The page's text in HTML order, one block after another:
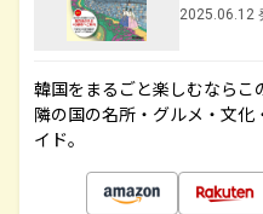
2025.06.12
韓国をまるごと楽しむなら
隣の国の名所・グルメ・文
イド。